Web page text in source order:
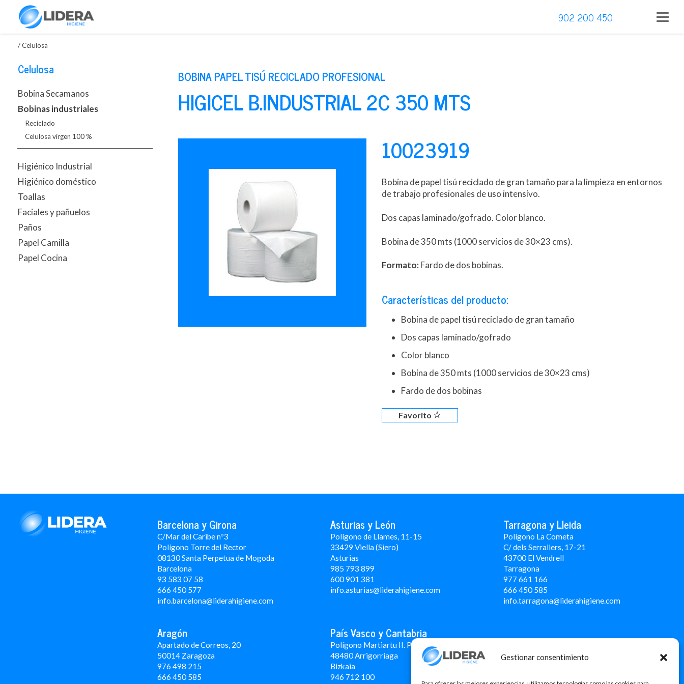
Gestionar consentimiento
902 200 450
/Celulosa
Celulosa
Bobina Secamanos
Bobinas industriales
Reciclado
Celulosa virgen 100 %
Higiénico Industrial
Higiénico doméstico
Toallas
Faciales y pañuelos
Paños
Papel Camilla
Papel Cocina
BOBINA PAPEL TISÚ RECICLADO PROFESIONAL
HIGICEL B.INDUSTRIAL 2C 350 MTS
10023919
Bobina de papel tisú reciclado de gran tamaño para la limpieza en entornos
de trabajo profesionales de uso intensivo.
Dos capas laminado/gofrado. Color blanco.
Bobina de 350 mts (1000 servicios de 30×23 cms).
Formato:Fardo de dos bobinas.
Características del producto:
Bobina de papel tisú reciclado de gran tamaño
Dos capas laminado/gofrado
Color blanco
Bobina de 350 mts (1000 servicios de 30×23 cms)
Fardo de dos bobinas
Favorito
Barcelona y Girona
C/Mar del Caribe nº3
Polígono Torre del Rector
08130 Santa Perpetua de Mogoda
Barcelona
93 583 07 58
666 450 577
info.barcelona@liderahigiene.com
Asturias y León
Polígono de Llames, 11-15
33429 Viella (Siero)
Asturias
985 793 899
600 901 381
info.asturias@liderahigiene.com
Tarragona y Lleida
Polígono La Cometa
C/ dels Serrallers, 17-21
43700 El Vendrell
Tarragona
977 661 166
666 450 585
info.tarragona@liderahigiene.com
Aragón
Apartado de Correos, 20
50014 Zaragoza
976 498 215
666 450 585
País Vasco y Cantabria
Polígono Martiartu II. Pabellón 4A
48480 Arrigorriaga
Bizkaia
946 712 100